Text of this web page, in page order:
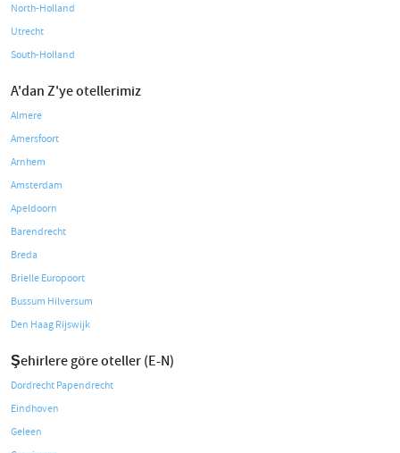
North-Holland
Utrecht
South-Holland
A'dan Z'ye otellerimiz
Almere
Amersfoort
Arnhem
Amsterdam
Apeldoorn
Barendrecht
Breda
Brielle Europoort
Bussum Hilversum
Den Haag Rijswijk
Şehirlere göre oteller (E-N)
Dordrecht Papendrecht
Eindhoven
Geleen